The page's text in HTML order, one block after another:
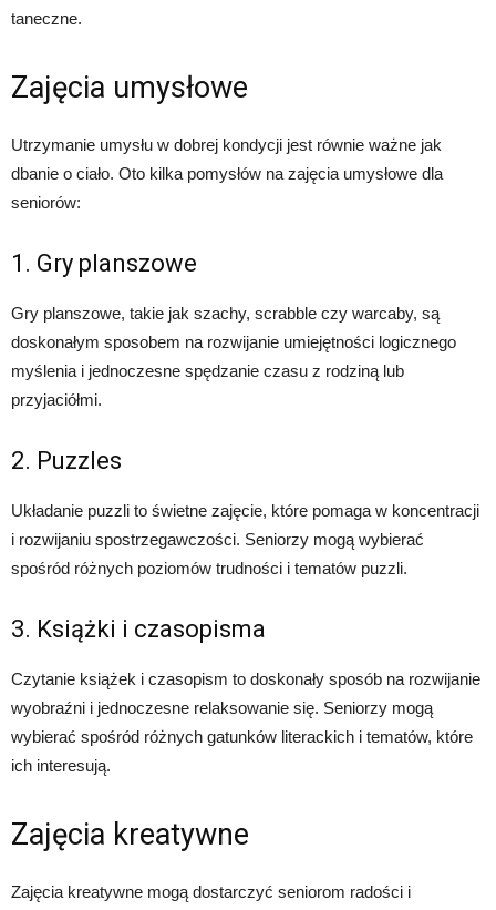
taneczne.
Zajęcia umysłowe
Utrzymanie umysłu w dobrej kondycji jest równie ważne jak
dbanie o ciało. Oto kilka pomysłów na zajęcia umysłowe dla
seniorów:
1. Gry planszowe
Gry planszowe, takie jak szachy, scrabble czy warcaby, są
doskonałym sposobem na rozwijanie umiejętności logicznego
myślenia i jednoczesne spędzanie czasu z rodziną lub
przyjaciółmi.
2. Puzzles
Układanie puzzli to świetne zajęcie, które pomaga w koncentracji
i rozwijaniu spostrzegawczości. Seniorzy mogą wybierać
spośród różnych poziomów trudności i tematów puzzli.
3. Książki i czasopisma
Czytanie książek i czasopism to doskonały sposób na rozwijanie
wyobraźni i jednoczesne relaksowanie się. Seniorzy mogą
wybierać spośród różnych gatunków literackich i tematów, które
ich interesują.
Zajęcia kreatywne
Zajęcia kreatywne mogą dostarczyć seniorom radości i